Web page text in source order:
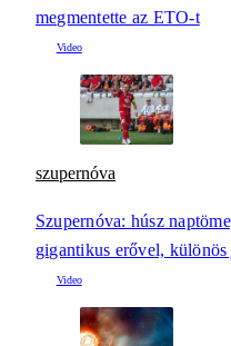
megmentette az ETO-t
szupernóva
Szupernóva: húsz
gigantikus erővel,